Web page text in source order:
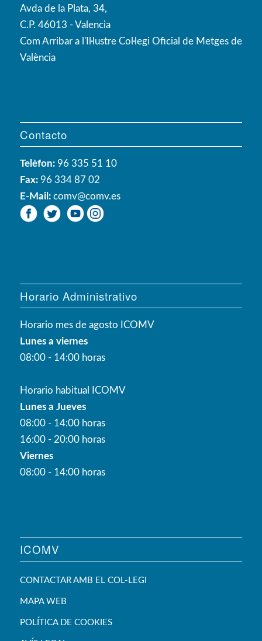
Avda de la Plata, 34,
C.P. 46013 - Valencia
Com Arribar a l'Il·lustre Col·legi Oficial de Metges de
València
Contacto
Telèfon: 96 335 51 10
Fax:96 334 87 02
E-Mail: comv@comv.es
Horario Administrativo
Horario mes de agosto ICOMV
Lunes a viernes
08:00 - 14:00 horas
Horario habitual ICOMV
Lunes a Jueves
08:00 - 14:00 horas
16:00 - 20:00 horas
Viernes
08:00 - 14:00 horas
ICOMV
CONTACTAR AMB EL COL-LEGI
MAPA WEB
POLÍTICA DE COOKIES